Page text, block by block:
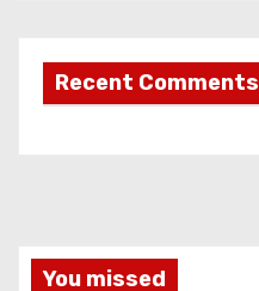
Recent Comments
You missed